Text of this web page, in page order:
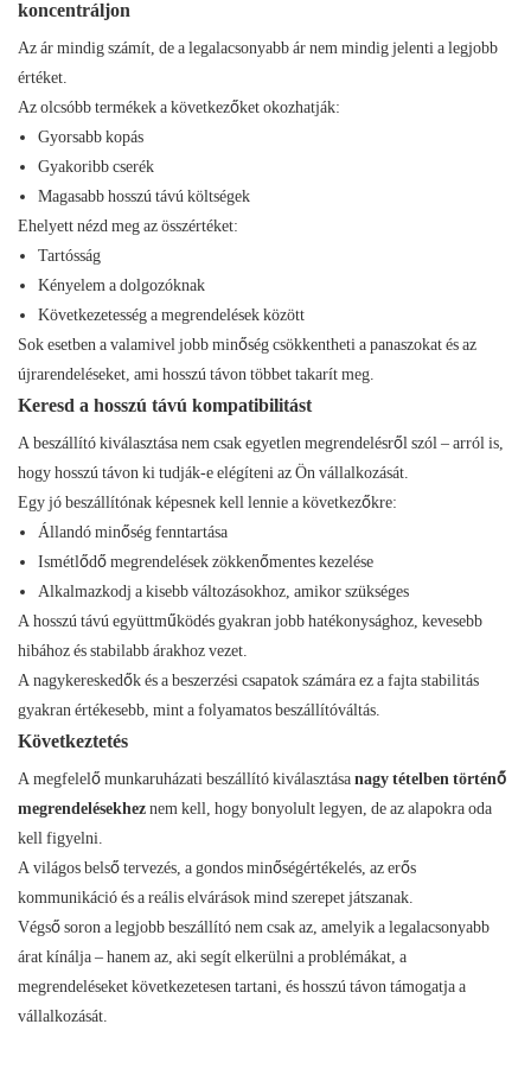
koncentráljon
Az ár mindig számít, de a legalacsonyabb ár nem mindig jelenti a legjobb
értéket.
Az olcsóbb termékek a következőket okozhatják:
Gyorsabb kopás
Gyakoribb cserék
Magasabb hosszú távú költségek
Ehelyett nézd meg az összértéket:
Tartósság
Kényelem a dolgozóknak
Következetesség a megrendelések között
Sok esetben a valamivel jobb minőség csökkentheti a panaszokat és az
újrarendeléseket, ami hosszú távon többet takarít meg.
Keresd a hosszú távú kompatibilitást
A beszállító kiválasztása nem csak egyetlen megrendelésről szól – arról is,
hogy hosszú távon ki tudják-e elégíteni az Ön vállalkozását.
Egy jó beszállítónak képesnek kell lennie a következőkre:
Állandó minőség fenntartása
Ismétlődő megrendelések zökkenőmentes kezelése
Alkalmazkodj a kisebb változásokhoz, amikor szükséges
A hosszú távú együttműködés gyakran jobb hatékonysághoz, kevesebb
hibához és stabilabb árakhoz vezet.
A nagykereskedők és a beszerzési csapatok számára ez a fajta stabilitás
gyakran értékesebb, mint a folyamatos beszállítóváltás.
Következtetés
A megfelelő munkaruházati beszállító kiválasztásanagy tételben történő
megrendelésekheznem kell, hogy bonyolult legyen, de az alapokra oda
kell figyelni.
A világos belső tervezés, a gondos minőségértékelés, az erős
kommunikáció és a reális elvárások mind szerepet játszanak.
Végső soron a legjobb beszállító nem csak az, amelyik a legalacsonyabb
árat kínálja – hanem az, aki segít elkerülni a problémákat, a
megrendeléseket következetesen tartani, és hosszú távon támogatja a
vállalkozását.